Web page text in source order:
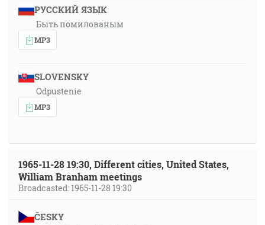
РУССКИЙ ЯЗЫК
Быть помилованым
MP3
SLOVENSKY
Odpustenie
MP3
1965-11-28 19:30, Different cities, United States,
William Branham meetings
Broadcasted: 1965-11-28 19:30
ČESKY